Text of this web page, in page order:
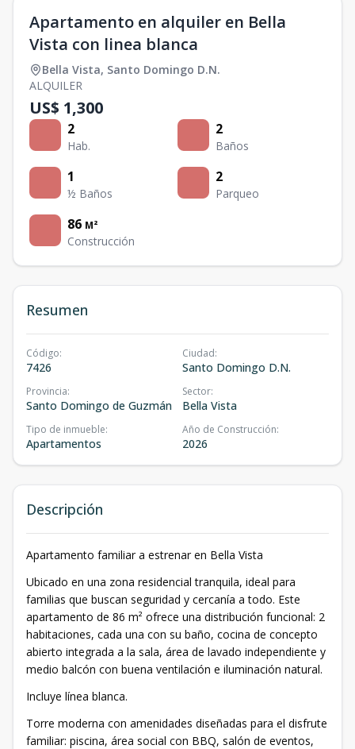
Apartamento en alquiler en Bella
Vista con linea blanca
Bella Vista, Santo Domingo D.N.
ALQUILER
US$ 1,300
2
Hab.
2
Baños
1
½ Baños
2
Parqueo
86 M²
Construcción
Resumen
Código:
7426
Ciudad:
Santo Domingo D.N.
Provincia:
Santo Domingo de Guzmán
Sector:
Bella Vista
Tipo de inmueble:
Apartamentos
Año de Construcción:
2026
Descripción
Apartamento familiar a estrenar en Bella Vista
Ubicado en una zona residencial tranquila, ideal para
familias que buscan seguridad y cercanía a todo. Este
apartamento de 86 m² ofrece una distribución funcional: 2
habitaciones, cada una con su baño, cocina de concepto
abierto integrada a la sala, área de lavado independiente y
medio balcón con buena ventilación e iluminación natural.
Incluye línea blanca.
Torre moderna con amenidades diseñadas para el disfrute
familiar: piscina, área social con BBQ, salón de eventos,